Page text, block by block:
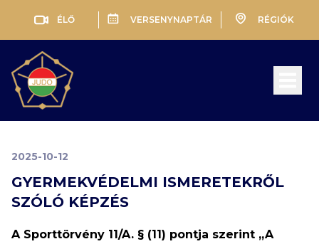
ÉLŐ VERSENYNAPTÁR RÉGIÓK
2025-10-12
GYERMEKVÉDELMI ISMERETEKRŐL
SZÓLÓ KÉPZÉS
A Sporttörvény 11/A. § (11) pontja szerint „A